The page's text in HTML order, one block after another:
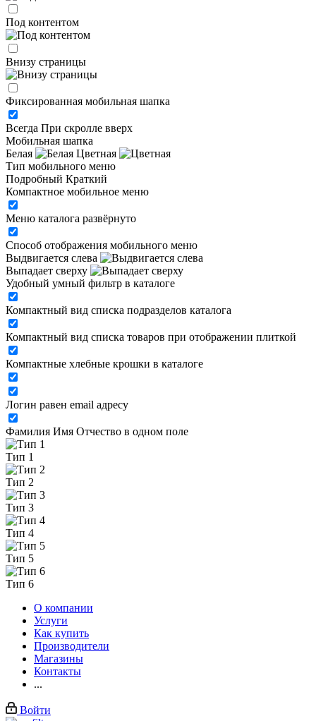
Под контентом
Внизу страницы
Фиксированная мобильная шапка
Всегда При скролле вверх
Мобильная шапка
Белая
Цветная
Тип мобильного меню
Подробный Краткий
Компактное мобильное меню
Меню каталога развёрнуто
Способ отображения мобильного меню
Выдвигается слева
Выпадает сверху
Удобный умный фильтр в каталоге
Компактный вид списка подразделов каталога
Компактный вид списка товаров при отображении плиткой
Компактные хлебные крошки в каталоге
Логин равен email адресу
Фамилия Имя Отчество в одном поле
Тип 1
Тип 2
Тип 3
Тип 4
Тип 5
Тип 6
О компании
Услуги
Как купить
Производители
Магазины
Контакты
...
Войти